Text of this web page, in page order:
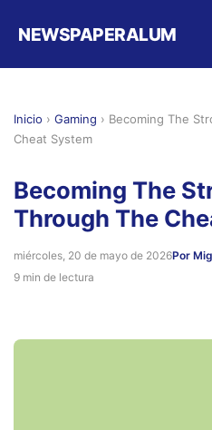
NEWSPAPERALUM
Inicio › Gaming › Becoming The
Cheat System
Becoming The
Through The
miércoles, 20 de mayo de 2026Por
9 min de lectura